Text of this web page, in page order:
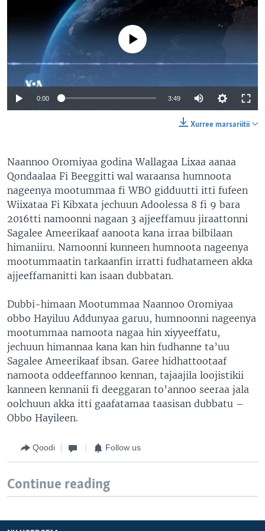
No media source currently available
0:00 3:49
Xurree marsariitii
Naannoo Oromiyaa godina Wallagaa Lixaa aanaa
Qondaalaa Fi Beeggitti wal waraansa humnoota
nageenya mootummaa fi WBO gidduutti itti fufeen
Wiixataa Fi Kibxata jechuun Adoolessa 8 fi 9 bara
2016tti namoonni nagaan 3 ajjeeffamuu jiraattonni
Sagalee Ameerikaaf aanoota kana irraa bilbilaan
himaniiru. Namoonni kunneen humnoota nageenya
mootummaatin tarkaanfin irratti fudhatameen akka
ajjeeffamanitti kan isaan dubbatan.
Dubbi-himaan Mootummaa Naannoo Oromiyaa
obbo Hayiluu Addunyaa garuu, humnoonni nageenya
mootummaa namoota nagaa hin xiyyeeffatu,
jechuun himannaa kana kan hin fudhanne ta’uu
Sagalee Ameerikaaf ibsan. Garee hidhattootaaf
namoota oddeeffannoo kennan, tajaajila loojistikii
kanneen kennanii fi deeggaran to’annoo seeraa jala
oolchuun akka itti gaafatamaa taasisan dubbatu –
Obbo Hayileen.
Qoodi Follow us
Continue reading